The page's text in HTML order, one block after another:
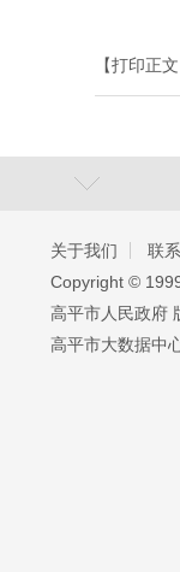
【打印正
关于我们
联
Copyright ©️
高平市人民政府
高平市大数据